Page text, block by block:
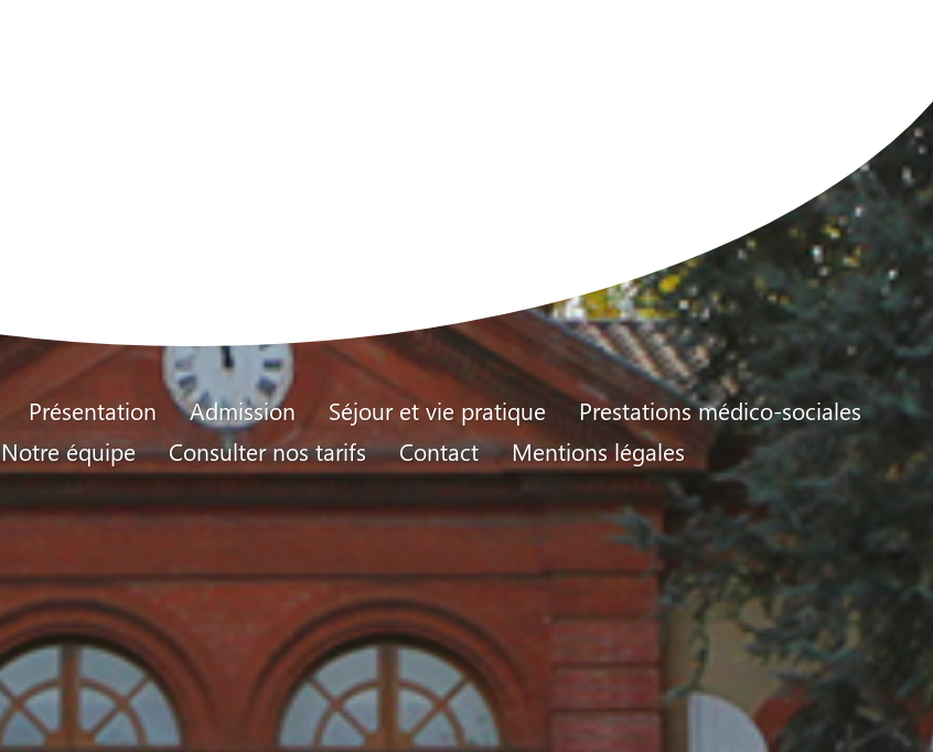
EHPAD
Présentation Admission Séjour et vie pratique
Prestations médico-sociales
Notre équipe Consulter nos tarifs Contact Mentions légales